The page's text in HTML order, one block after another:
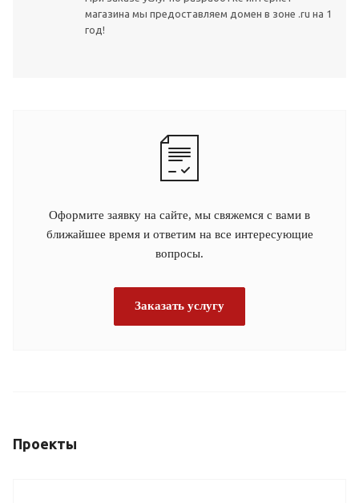
магазина мы предоставляем домен в зоне .ru на 1
год!
Оформите заявку на сайте, мы свяжемся с вами в
ближайшее время и ответим на все интересующие
вопросы.
Заказать услугу
Проекты